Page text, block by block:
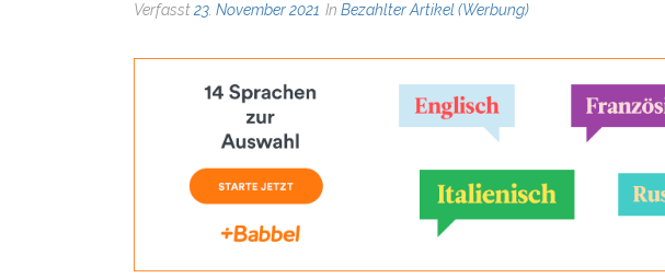
Verfasst23. November 2021 In Bezahlter Artikel (Werbung)